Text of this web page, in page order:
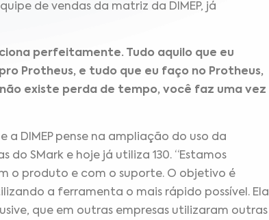
de vendas da matriz da DIMEP, já
perfeitamente. Tudo aquilo que eu
Protheus, e tudo que eu faço no Protheus,
existe perda de tempo, você faz uma vez
a DIMEP pense na ampliação do uso da
SMark e hoje já utiliza 130. “Estamos
o produto e com o suporte. O objetivo é
a ferramenta o mais rápido possível. Ela
que em outras empresas utilizaram outras